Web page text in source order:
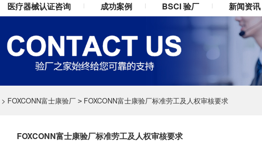
医疗器械认证咨询 成功案例 BSCI 验厂 新闻资讯
> FOXCONN富士康验厂 > FOXCONN富士康验厂标准劳工及人权审核要求
FOXCONN富士康验厂标准劳工及人权审核要求